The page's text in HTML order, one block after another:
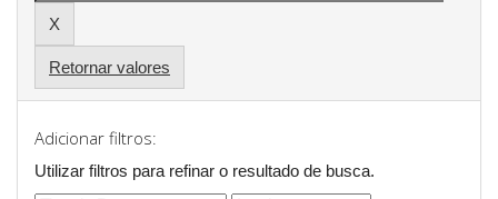
Retornar valores
Adicionar filtros:
Utilizar filtros para refinar o resultado de busca.